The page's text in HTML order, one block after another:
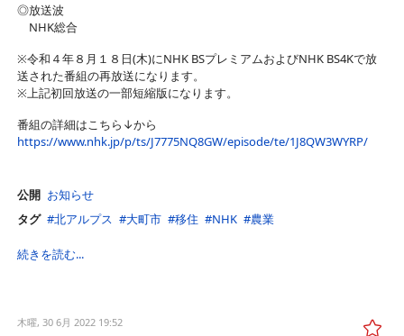
◎放送波
NHK総合
※令和４年８月１８日(木)にNHK BSプレミアムおよびNHK BS4Kで放
送された番組の再放送になります。
※上記初回放送の一部短縮版になります。
番組の詳細はこちら↓から
https://www.nhk.jp/p/ts/J7775NQ8GW/episode/te/1J8QW3WYRP/
公開 お知らせ
タグ
北アルプス 大町市 移住 NHK 農業
続きを読む...
木曜, 30 6月 2022 19:52